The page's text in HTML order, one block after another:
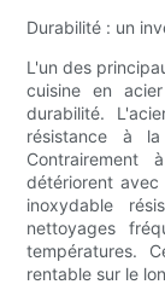
Durabilité : un
L'un des
cuisine en
durabilité.
résistance à
détériorent
inoxydable
nettoyages
températures.
rentable sur le